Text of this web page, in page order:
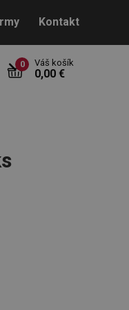
Kontakt
0 Váš košík
0,00 €